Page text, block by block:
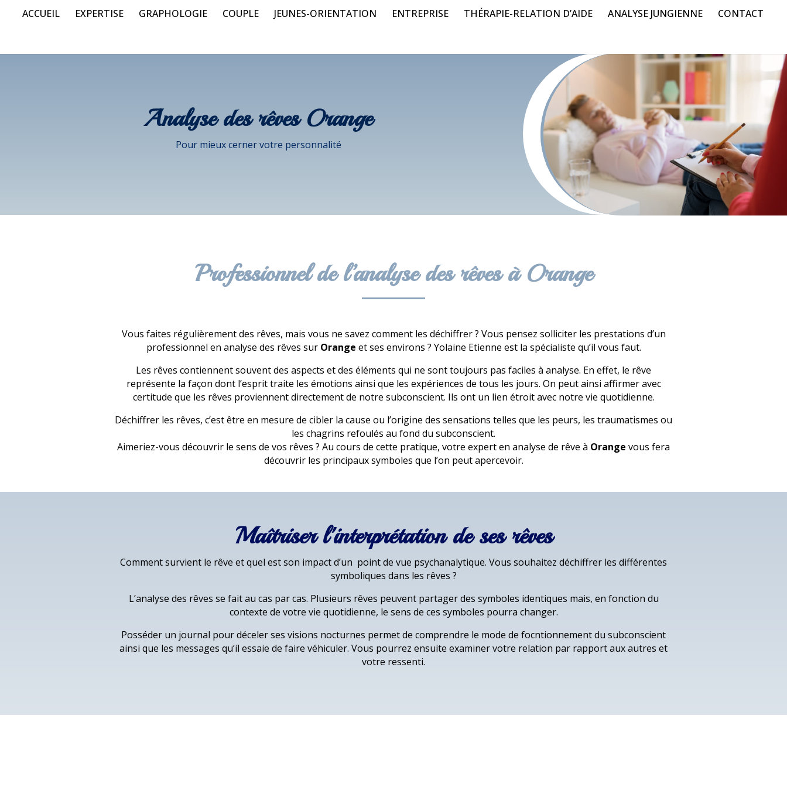
ACCUEIL EXPERTISE GRAPHOLOGIE COUPLE JEUNES-ORIENTATION ENTREPRISE THÉRAPIE-RELATION D’AIDE ANALYSE JUNGIENNE CONTACT
Analyse des rêves Orange
Pour mieux cerner votre personnalité
Professionnel de l’analyse des rêves à Orange
Vous faites régulièrement des rêves, mais vous ne savez comment les déchiffrer ? Vous pensez solliciter les prestations d’un
professionnel en analyse des rêves sur Orange et ses environs ? Yolaine Etienne est la spécialiste qu’il vous faut.
Les rêves contiennent souvent des aspects et des éléments qui ne sont toujours pas faciles à analyse. En effet, le rêve
représente la façon dont l’esprit traite les émotions ainsi que les expériences de tous les jours. On peut ainsi affirmer avec
certitude que les rêves proviennent directement de notre subconscient. Ils ont un lien étroit avec notre vie quotidienne.
Déchiffrer les rêves, c’est être en mesure de cibler la cause ou l’origine des sensations telles que les peurs, les traumatismes ou
les chagrins refoulés au fond du subconscient.
Aimeriez-vous découvrir le sens de vos rêves ? Au cours de cette pratique, votre expert en analyse de rêve à Orange vous fera
découvrir les principaux symboles que l’on peut apercevoir.
Maîtriser l'interprétation de ses rêves
Comment survient le rêve et quel est son impact d’un point de vue psychanalytique. Vous souhaitez déchiffrer les différentes
symboliques dans les rêves ?
L’analyse des rêves se fait au cas par cas. Plusieurs rêves peuvent partager des symboles identiques mais, en fonction du
contexte de votre vie quotidienne, le sens de ces symboles pourra changer.
Posséder un journal pour déceler ses visions nocturnes permet de comprendre le mode de focntionnement du subconscient
ainsi que les messages qu’il essaie de faire véhiculer. Vous pourrez ensuite examiner votre relation par rapport aux autres et
votre ressenti.